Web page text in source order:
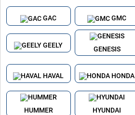
GAC GMC
GEELY
GENESIS
HAVAL HONDA
HUMMER HYUNDAI